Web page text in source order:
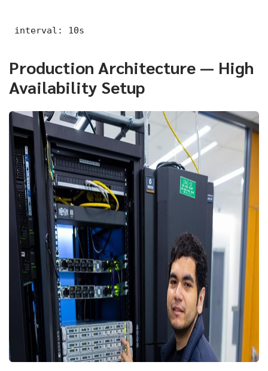
interval: 10s
Production Architecture — High
Availability Setup